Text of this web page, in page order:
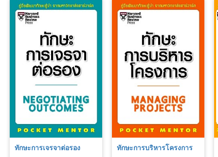
ทักษะการเจรจาต่อรอง ทักษะการบริหารโครงการ